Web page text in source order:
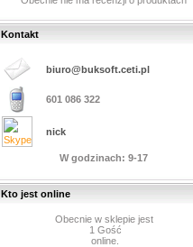
Kontakt
biuro@buksoft.ceti.pl
601 086 322
nick
W godzinach: 9-17
Kto jest online
Obecnie w sklepie jest
1 Gość
online.